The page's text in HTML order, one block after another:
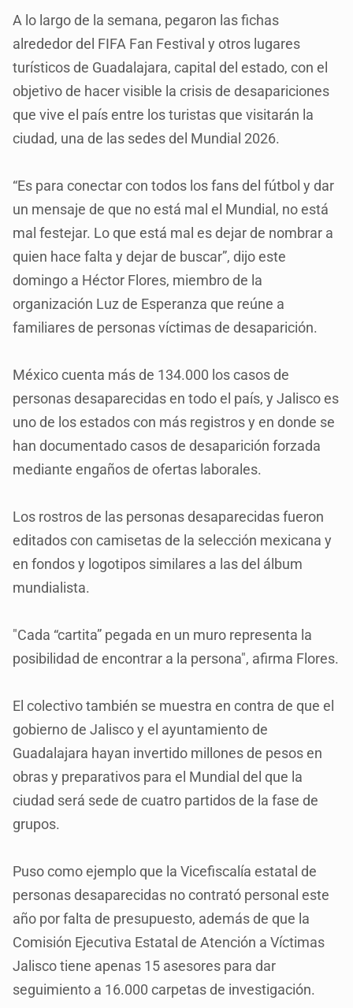
A lo largo de la semana, pegaron las fichas
alrededor del FIFA Fan Festival y otros lugares
turísticos de Guadalajara, capital del estado, con el
objetivo de hacer visible la crisis de desapariciones
que vive el país entre los turistas que visitarán la
ciudad, una de las sedes del Mundial 2026.
“Es para conectar con todos los fans del fútbol y dar
un mensaje de que no está mal el Mundial, no está
mal festejar. Lo que está mal es dejar de nombrar a
quien hace falta y dejar de buscar”, dijo este
domingo a Héctor Flores, miembro de la
organización Luz de Esperanza que reúne a
familiares de personas víctimas de desaparición.
México cuenta más de 134.000 los casos de
personas desaparecidas en todo el país, y Jalisco es
uno de los estados con más registros y en donde se
han documentado casos de desaparición forzada
mediante engaños de ofertas laborales.
Los rostros de las personas desaparecidas fueron
editados con camisetas de la selección mexicana y
en fondos y logotipos similares a las del álbum
mundialista.
"Cada “cartita” pegada en un muro representa la
posibilidad de encontrar a la persona", afirma Flores.
El colectivo también se muestra en contra de que el
gobierno de Jalisco y el ayuntamiento de
Guadalajara hayan invertido millones de pesos en
obras y preparativos para el Mundial del que la
ciudad será sede de cuatro partidos de la fase de
grupos.
Puso como ejemplo que la Vicefiscalía estatal de
personas desaparecidas no contrató personal este
año por falta de presupuesto, además de que la
Comisión Ejecutiva Estatal de Atención a Víctimas
Jalisco tiene apenas 15 asesores para dar
seguimiento a 16.000 carpetas de investigación.